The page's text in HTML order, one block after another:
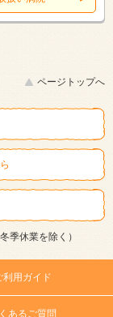
ページトップへ
季休業を除く）
利用ガイド
あるご質問